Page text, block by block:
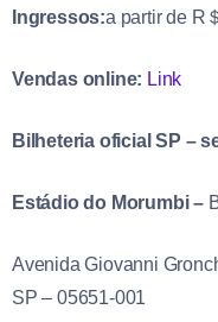
Ingressos:a partir de R
Vendas online: Link
Bilheteria oficial SP –
Estádio do Morumbi –
Avenida Giovanni
SP – 05651-001